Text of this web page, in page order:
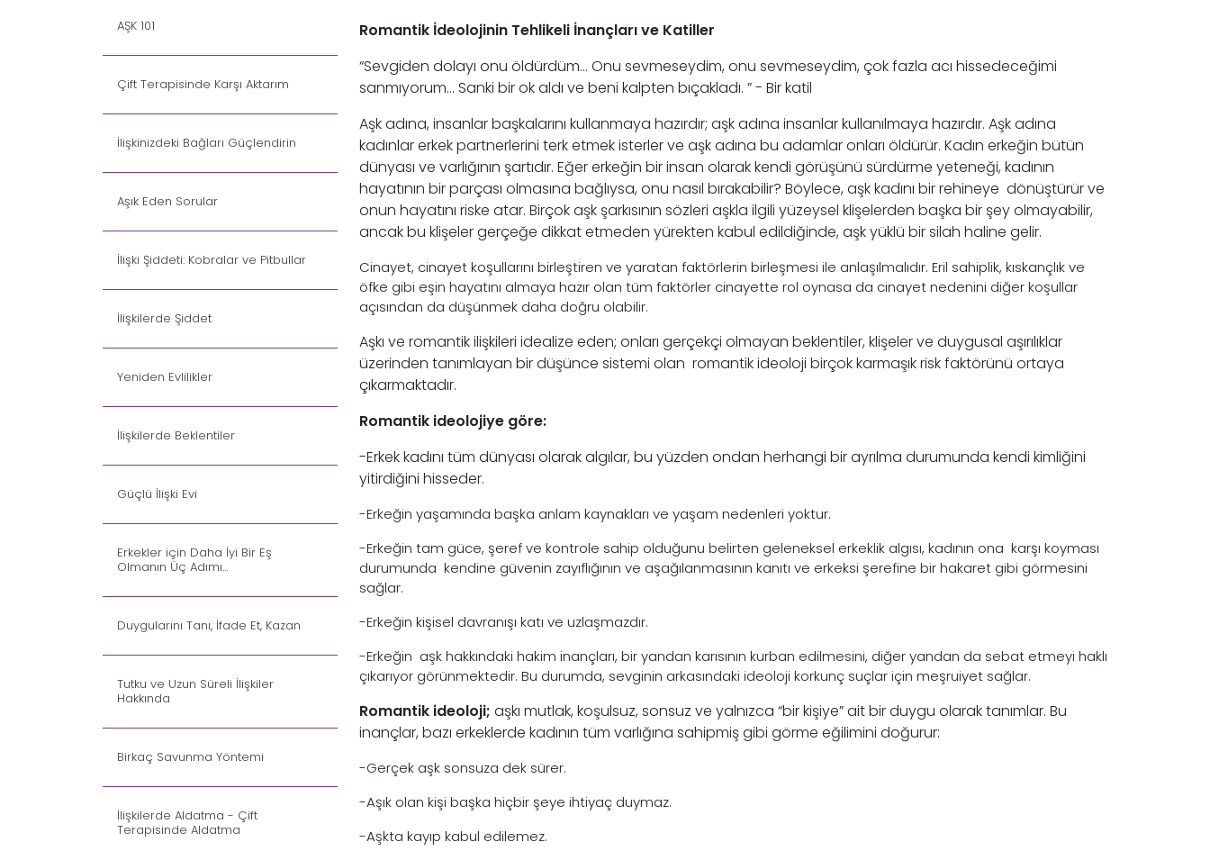
AŞK 101
Çift Terapisinde Karşı Aktarım
İlişkinizdeki Bağları Güçlendirin
Aşık Eden Sorular
İlişki Şiddeti: Kobralar ve Pitbullar
İlişkilerde Şiddet
Yeniden Evlilikler
İlişkilerde Beklentiler
Güçlü İlişki Evi
Erkekler için Daha İyi Bir Eş
Olmanın Üç Adımı…
Duygularını Tanı, İfade Et, Kazan
Tutku ve Uzun Süreli İlişkiler
Hakkında
Birkaç Savunma Yöntemi
İlişkilerde Aldatma - Çift
Terapisinde Aldatma
Romantik İdeolojinin Tehlikeli İnançları ve Katiller
“Sevgiden dolayı onu öldürdüm… Onu sevmeseydim, onu sevmeseydim, çok fazla acı hissedeceğimi
sanmıyorum… Sanki bir ok aldı ve beni kalpten bıçakladı. ” - Bir katil
Aşk adına, insanlar başkalarını kullanmaya hazırdır; aşk adına insanlar kullanılmaya hazırdır. Aşk adına
kadınlar erkek partnerlerini terk etmek isterler ve aşk adına bu adamlar onları öldürür. Kadın erkeğin bütün
dünyası ve varlığının şartıdır. Eğer erkeğin bir insan olarak kendi görüşünü sürdürme yeteneği, kadının
hayatının bir parçası olmasına bağlıysa, onu nasıl bırakabilir? Böylece, aşk kadını bir rehineye dönüştürür ve
onun hayatını riske atar. Birçok aşk şarkısının sözleri aşkla ilgili yüzeysel klişelerden başka bir şey olmayabilir,
ancak bu klişeler gerçeğe dikkat etmeden yürekten kabul edildiğinde, aşk yüklü bir silah haline gelir.
Cinayet, cinayet koşullarını birleştiren ve yaratan faktörlerin birleşmesi ile anlaşılmalıdır. Eril sahiplik, kıskançlık ve
öfke gibi eşin hayatını almaya hazır olan tüm faktörler cinayette rol oynasa da cinayet nedenini diğer koşullar
açısından da düşünmek daha doğru olabilir.
Aşkı ve romantik ilişkileri idealize eden; onları gerçekçi olmayan beklentiler, klişeler ve duygusal aşırılıklar
üzerinden tanımlayan bir düşünce sistemi olan romantik ideoloji birçok karmaşık risk faktörünü ortaya
çıkarmaktadır.
Romantik ideolojiye göre:
-Erkek kadını tüm dünyası olarak algılar, bu yüzden ondan herhangi bir ayrılma durumunda kendi kimliğini
yitirdiğini hisseder.
-Erkeğin yaşamında başka anlam kaynakları ve yaşam nedenleri yoktur.
-Erkeğin tam güce, şeref ve kontrole sahip olduğunu belirten geleneksel erkeklik algısı, kadının ona karşı koyması
durumunda kendine güvenin zayıflığının ve aşağılanmasının kanıtı ve erkeksi şerefine bir hakaret gibi görmesini
sağlar.
-Erkeğin kişisel davranışı katı ve uzlaşmazdır.
-Erkeğin aşk hakkındaki hakim inançları, bir yandan karısının kurban edilmesini, diğer yandan da sebat etmeyi haklı
çıkarıyor görünmektedir. Bu durumda, sevginin arkasındaki ideoloji korkunç suçlar için meşruiyet sağlar.
Romantik ideoloji; aşkı mutlak, koşulsuz, sonsuz ve yalnızca “bir kişiye” ait bir duygu olarak tanımlar. Bu
inançlar, bazı erkeklerde kadının tüm varlığına sahipmiş gibi görme eğilimini doğurur:
-Gerçek aşk sonsuza dek sürer.
-Aşık olan kişi başka hiçbir şeye ihtiyaç duymaz.
-Aşkta kayıp kabul edilemez.